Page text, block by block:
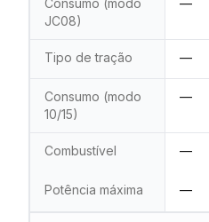
JC08)
Tipo de tração —
Consumo (modo
10/15)
—
Combustível —
Potência máxima —